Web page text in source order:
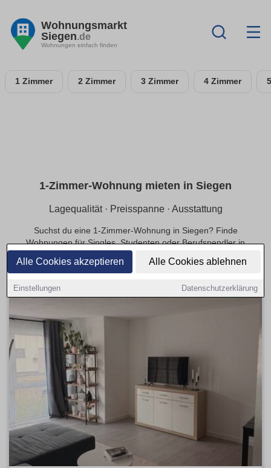
Alle Cookies akzeptieren Alle Cookies ablehnen
Einstellungen Datenschutzerklärung
Wohnungsmarkt
Siegen.de
Wohnungen einfach finden
1 Zimmer 2 Zimmer 3 Zimmer 4 Zimmer
1-Zimmer-Wohnung mieten in Siegen
Lagequalität · Preisspanne · Ausstattung
Suchst du eine 1-Zimmer-Wohnung in Siegen? Finde
Wohnungen für Singles, Studenten oder Berufspendler in
ruhiger oder zentraler Lage, die zu deinem Budget passen.